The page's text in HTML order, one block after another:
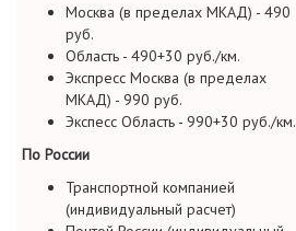
Москва (в пределах МКАД) - 490
руб.
Область - 490+30 руб./км.
Экспресс Москва (в пределах
МКАД) - 990 руб.
Экспесс Область - 990+30 руб./км.
По России
Транспортной компанией
(индивидуальный расчет)